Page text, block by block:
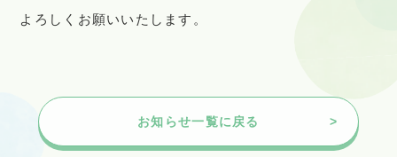
よろしくお願いいたします。
お知らせ一覧に戻る